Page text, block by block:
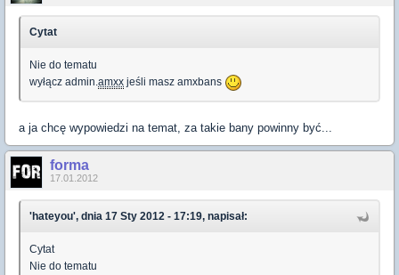
Cytat
Nie do tematu
wyłącz admin.amxx jeśli masz amxbans
a ja chcę wypowiedzi na temat, za takie bany powinny być...
forma
17.01.2012
'hateyou', dnia 17 Sty 2012 - 17:19, napisał:
Cytat
Nie do tematu